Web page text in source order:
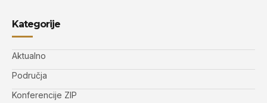
Kategorije
Aktualno
Područja
Konferencije ZIP